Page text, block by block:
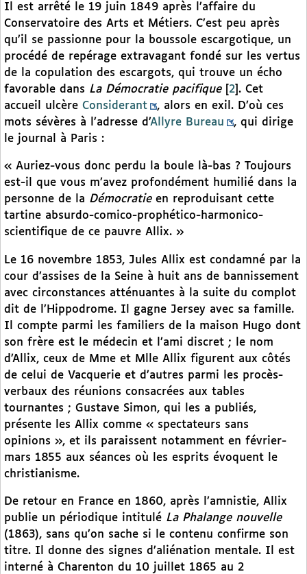
Il est arrêté le 19 juin 1849 après l’affaire du
Conservatoire des Arts et Métiers. C’est peu après
qu’il se passionne pour la boussole escargotique, un
procédé de repérage extravagant fondé sur les vertus
de la copulation des escargots, qui trouve un écho
favorable dans La Démocratie pacifique[ 2 . Cet
accueil ulcère Considerant
, alors en exil. D’où ces
mots sévères à l’adresse d’Allyre Bureau
, qui dirige
le journal à Paris :
« Auriez-vous donc perdu la boule là-bas ? Toujours
est-il que vous m’avez profondément humilié dans la
personne de la Démocratieen reproduisant cette
tartine absurdo-comico-prophético-harmonico-
scientifique de ce pauvre Allix. »
Le 16 novembre 1853, Jules Allix est condamné par la
cour d’assises de la Seine à huit ans de bannissement
avec circonstances atténuantes à la suite du complot
dit de l’Hippodrome. Il gagne Jersey avec sa famille.
Il compte parmi les familiers de la maison Hugo dont
son frère est le médecin et l’ami discret ; le nom
d’Allix, ceux de Mme et Mlle Allix figurent aux côtés
de celui de Vacquerie et d’autres parmi les procès-
verbaux des réunions consacrées aux tables
tournantes ; Gustave Simon, qui les a publiés,
présente les Allix comme « spectateurs sans
opinions », et ils paraissent notamment en février-
mars 1855 aux séances où les esprits évoquent le
christianisme.
De retour en France en 1860, après l’amnistie, Allix
publie un périodique intitulé La Phalange nouvelle
(1863), sans qu’on sache si le contenu confirme son
titre. Il donne des signes d’aliénation mentale. Il est
interné à Charenton du 10 juillet 1865 au 2